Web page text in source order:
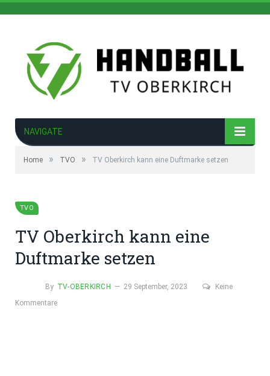
NAVIGATE
Home » TVO » TV Oberkirch kann eine Duftmarke setzen
TVO
TV Oberkirch kann eine
Duftmarke setzen
By TV-OBERKIRCH 29 September, 2023
Keine
Kommentare